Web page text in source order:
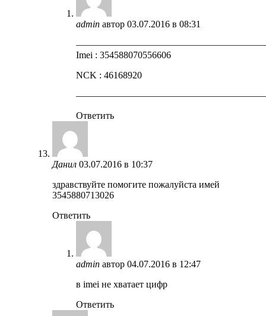
admin автор 03.07.2016 в 08:31
Imei : 354588070556606
NCK : 46168920
Ответить
Данил 03.07.2016 в 10:37
здравствуйте помогите пожалуйста имей
3545880713026
Ответить
admin автор 04.07.2016 в 12:47
в imei не хватает цифр
Ответить